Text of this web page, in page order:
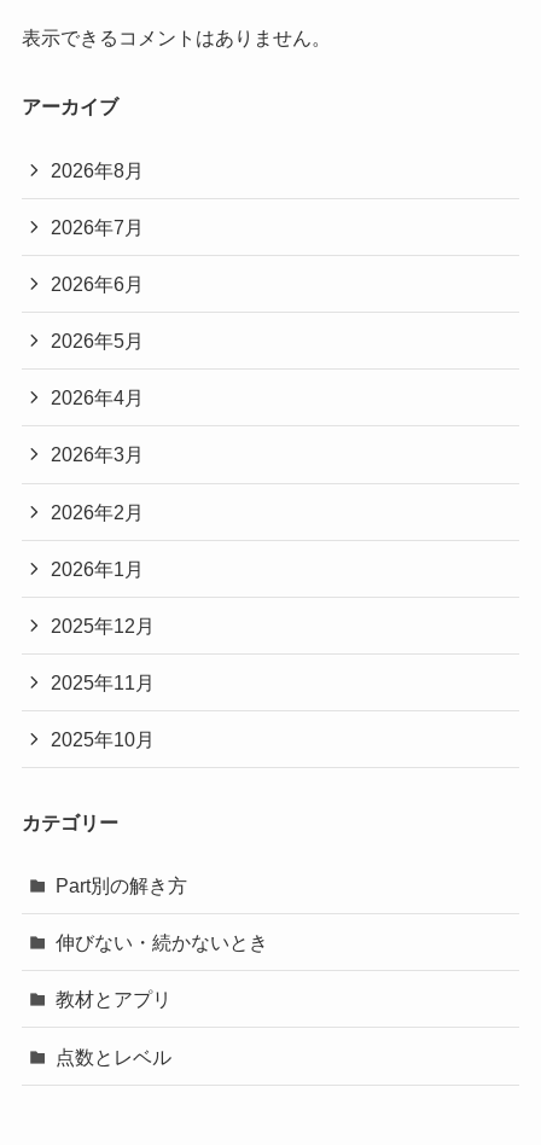
表示できるコメントはありません。
アーカイブ
2026年8月
2026年7月
2026年6月
2026年5月
2026年4月
2026年3月
2026年2月
2026年1月
2025年12月
2025年11月
2025年10月
カテゴリー
Part別の解き方
伸びない・続かないとき
教材とアプリ
点数とレベル